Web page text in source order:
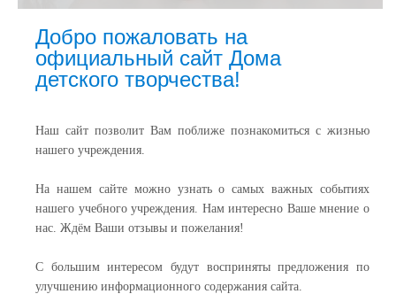
Добро пожаловать на
официальный сайт Дома
детского творчества!
Наш сайт позволит Вам поближе познакомиться с жизнью
нашего учреждения.
На нашем сайте можно узнать о самых важных событиях
нашего учебного учреждения. Нам интересно Ваше мнение о
нас. Ждём Ваши отзывы и пожелания!
С большим интересом будут восприняты предложения по
улучшению информационного содержания сайта.